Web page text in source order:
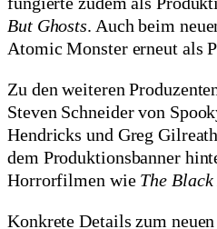
But Ghosts. Auch beim
Atomic Monster erneut als
Zu den weiteren
Steven Schneider von
Hendricks und Greg
dem Produktionsbanner
Horrorfilmen wie The Black
Konkrete Details zum